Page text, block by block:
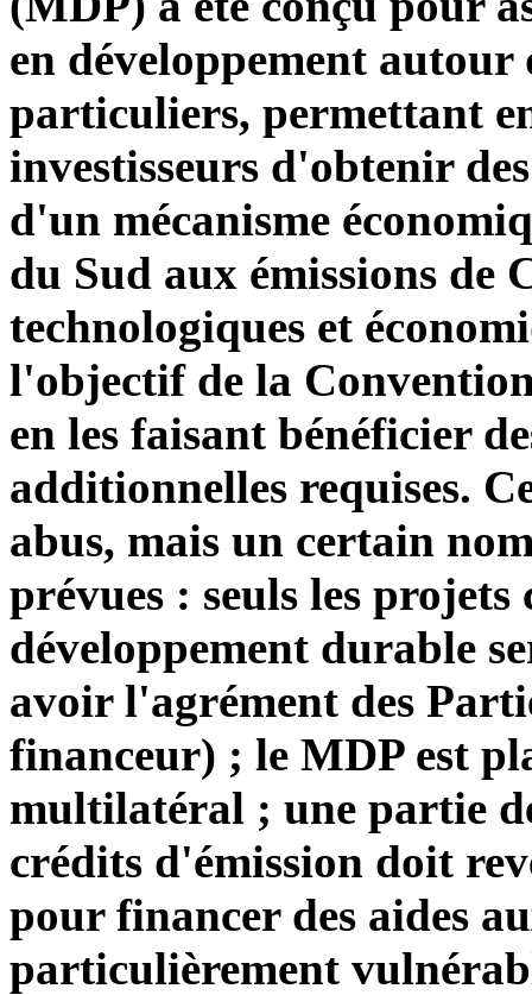
en développement
particuliers, permettant
investisseurs d'obtenir
d'un mécanisme
du Sud aux émissions de
technologiques et
l'objectif de la
en les faisant bénéficier
additionnelles requises.
abus, mais un certain
prévues : seuls les
développement durable
avoir l'agrément des
financeur) ; le MDP est
multilatéral ; une partie
crédits d'émission doit
pour financer des aides
particulièrement